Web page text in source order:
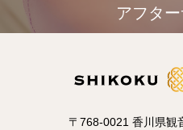
アフタ
〒768-0021 香川県観